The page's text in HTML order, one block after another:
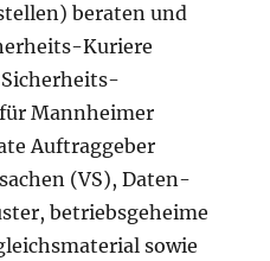
beraten und
Kuriere
Mannheimer
Auftraggeber
(VS), Daten-
betriebsgeheime
sowie